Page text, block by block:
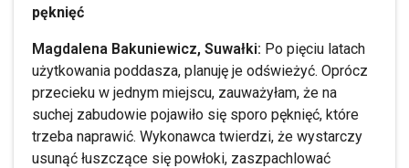
pęknięć
Magdalena Bakuniewicz, Suwałki: Po pięciu latach
użytkowania poddasza, planuję je odświeżyć. Oprócz
przecieku w jednym miejscu, zauważyłam, że na
suchej zabudowie pojawiło się sporo pęknięć, które
trzeba naprawić. Wykonawca twierdzi, że wystarczy
usunąć łuszczące się powłoki, zaszpachlować